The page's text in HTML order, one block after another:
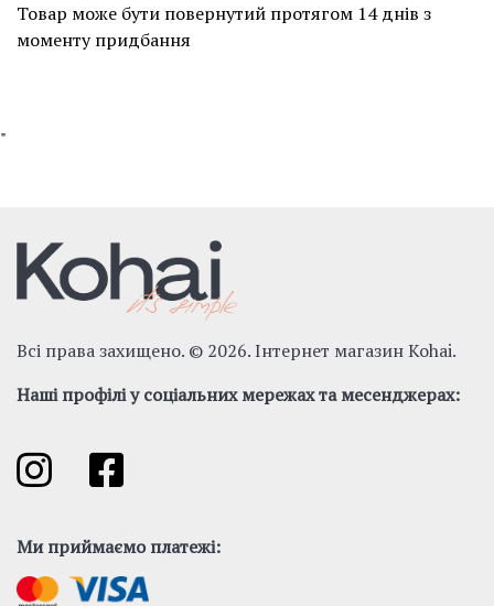
Товар може бути повернутий протягом 14 днів з
моменту придбання
"
Всі права захищено. © 2026. Інтернет магазин Kohai.
Наші профілі у соціальних мережах та месенджерах:
Ми приймаємо платежі: